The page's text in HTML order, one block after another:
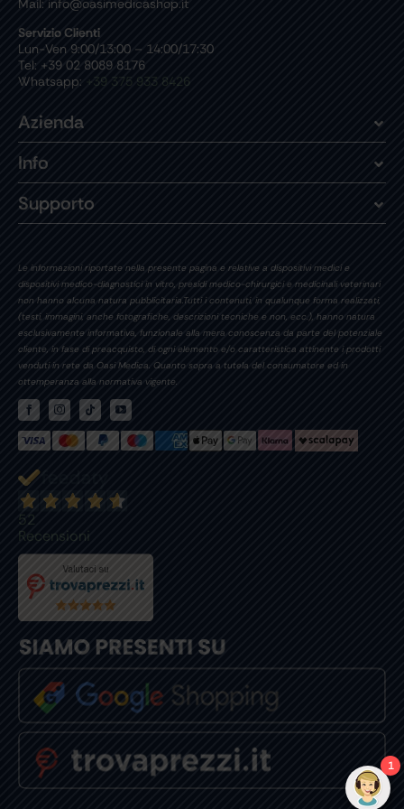
Mail: info@oasimedicashop.it
Servizio Clienti
Lun-Ven 9:00/13:00 – 14:00/17:30
Tel: +39 02 8089 8176
Whatsapp: +39 375 933 8426
Azienda
Info
Supporto
Le informazioni riportate nella presente pagina e relative a dispositivi medici e
dispositivi medico-diagnostici in vitro, presidi medico-chirurgici e medicinali veterinari
non hanno alcuna natura pubblicitaria.Tutti i contenuti, in qualunque forma realizzati,
(testi, immagini, anche fotografiche, descrizioni tecniche e non, ecc.), hanno natura
esclusivamente informativa, funzionale alla mera conoscenza da parte del potenziale
cliente, in fase di preacquisto, di ogni elemento e/o caratteristica attinente i prodotti
venduti in rete da Oasi Medica. Quanto sopra a tutela del consumatore ed in
ottemperanza alla normativa vigente.
52
Recensioni
1